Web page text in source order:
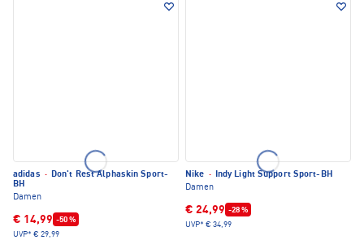
adidas · Don't Rest Alphaskin Sport-
BH
Damen
€ 14,99 -50 %
UVP* € 29,99
Nike · Indy Light Support Sport-BH
Damen
€ 24,99 -28 %
UVP* € 34,99